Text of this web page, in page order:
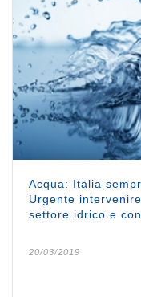
Acqua: Italia
Urgente
settore idrico e
20/03/2019